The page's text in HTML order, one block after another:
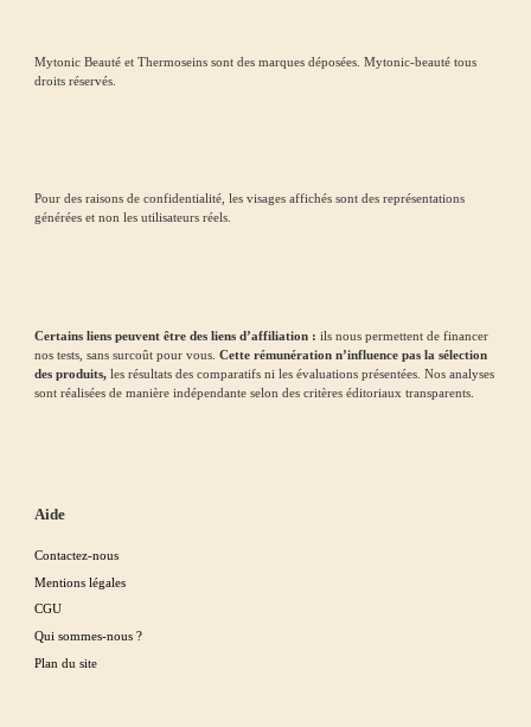
Mytonic Beauté et Thermoseins sont des marques déposées. Mytonic-beauté tous
droits réservés.
Pour des raisons de confidentialité, les visages affichés sont des représentations
générées et non les utilisateurs réels.
Certains liens peuvent être des liens d’affiliation : ils nous permettent de financer
nos tests, sans surcoût pour vous. Cette rémunération n’influence pas la sélection
des produits,les résultats des comparatifs ni les évaluations présentées. Nos analyses
sont réalisées de manière indépendante selon des critères éditoriaux transparents.
Aide
Contactez-nous
Mentions légales
CGU
Qui sommes-nous ?
Plan du site